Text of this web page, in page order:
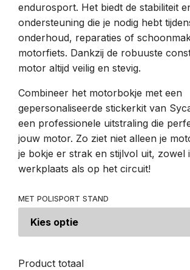
endurosport. Het biedt de stabiliteit
ondersteuning die je nodig hebt
onderhoud, reparaties of
motorfiets. Dankzij de robuuste
motor altijd veilig en stevig.
Combineer het motorbokje met een
gepersonaliseerde stickerkit van
een professionele uitstraling die
jouw motor. Zo ziet niet alleen je
je bokje er strak en stijlvol uit, zowel
werkplaats als op het circuit!
MET POLISPORT STAND
Product totaal